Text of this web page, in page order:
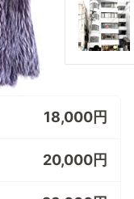
18,000円
20,000円